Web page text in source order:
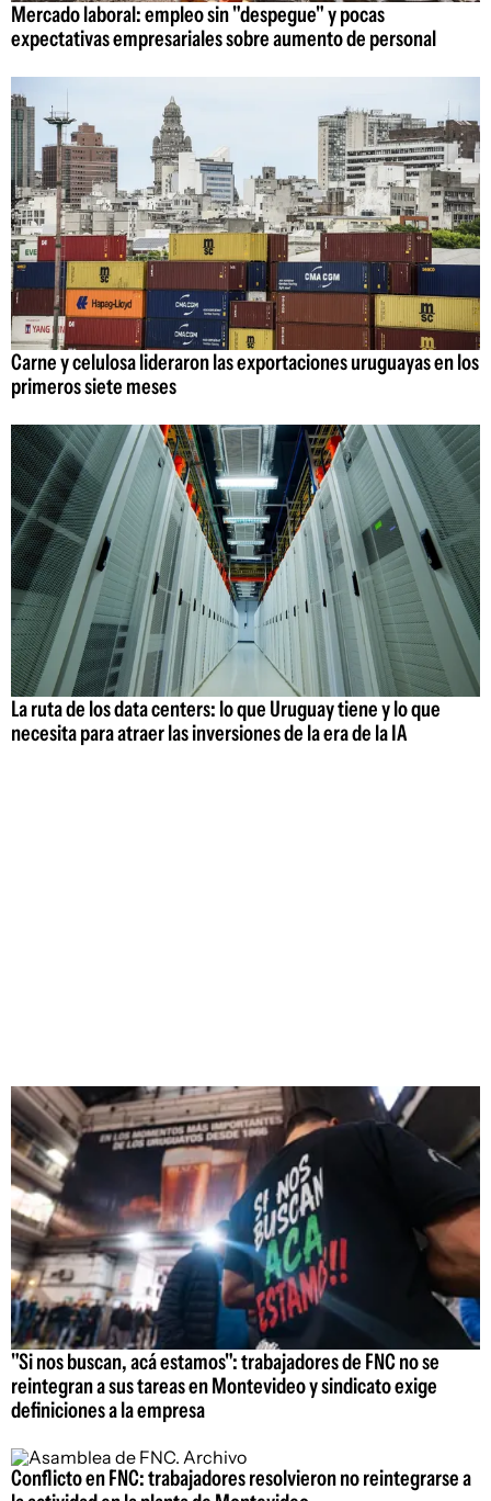
Mercado laboral: empleo sin "despegue" y pocas
expectativas empresariales sobre aumento de personal
Carne y celulosa lideraron las exportaciones uruguayas en los
primeros siete meses
La ruta de los data centers: lo que Uruguay tiene y lo que
necesita para atraer las inversiones de la era de la IA
"Si nos buscan, acá estamos": trabajadores de FNC no se
reintegran a sus tareas en Montevideo y sindicato exige
definiciones a la empresa
Conflicto en FNC: trabajadores resolvieron no reintegrarse a